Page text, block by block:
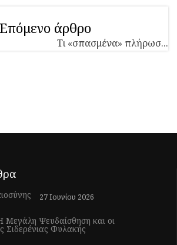
Επόμενο άρθρο
Τι «σπασμένα» πλήρωσ...
27 Ιουνίου 2026
Μεγάλη Ψευδαίσθηση και οι
Σιδερένιας Φυλακής